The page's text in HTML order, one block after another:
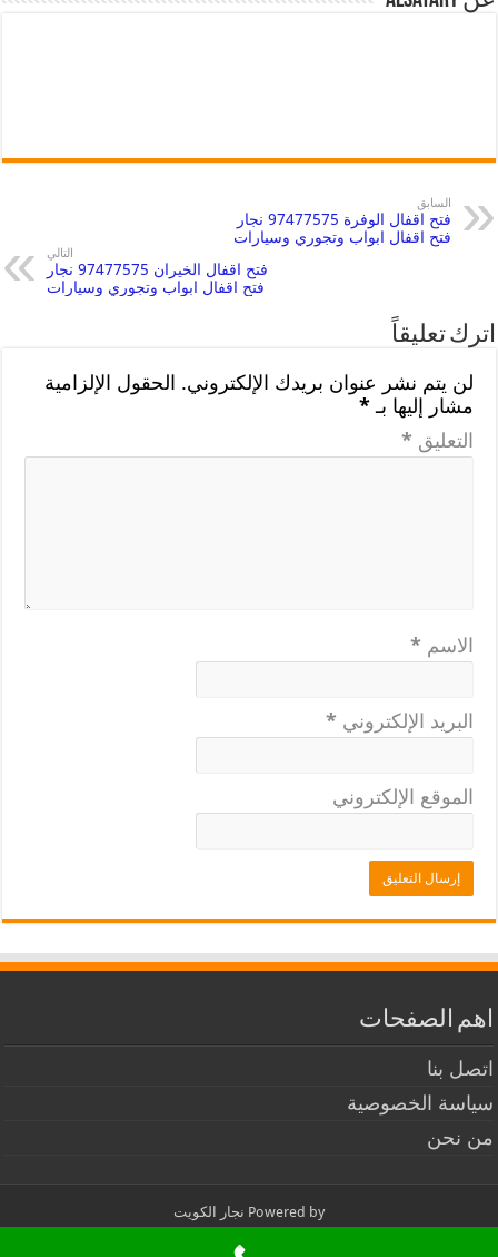
السابق
فتح اقفال الوفرة 97477575 نجار
فتح اقفال ابواب وتجوري وسيارات
التالي
فتح اقفال الخيران 97477575 نجار
فتح اقفال ابواب وتجوري وسيارات
اترك تعليقاً
لن يتم نشر عنوان بريدك الإلكتروني. الحقول الإلزامية
مشار إليها بـ*
التعليق *
الاسم *
البريد الإلكتروني *
الموقع الإلكتروني
اهم الصفحات
اتصل بنا
سياسة الخصوصية
من نحن
Powered by نجار الكويت